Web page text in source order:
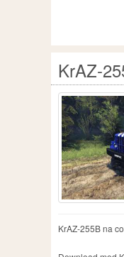
KrAZ-
KrAZ-255B na